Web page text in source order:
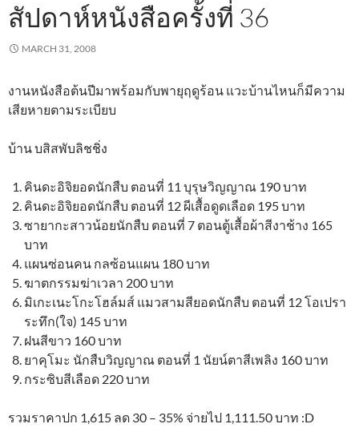
สัปดาห์หนังสือครั้งที่ 36
MARCH 31, 2008
งานหนังสือต้นปีมาพร้อมกับพายุฤดูร้อน แวะบ้านไหนก็มีความ
เสียหายตามระเบียบ
บ้าน บสิสพับลิชชิ่ง
คินดะอิจิยอดนักสืบ ตอนที่ 11 บุรุษวิญญาณ 190 บาท
คินดะอิจิยอดนักสืบ ตอนที่ 12 ผีเสื้อดูดเลือด 195 บาท
ซายากะสาวน้อยนักสืบ ตอนที่ 7 ตอนตู้เสื้อผ้าสีงาช้าง 165
บาท
แผนซ่อนคน กลซ้อนแผน 180 บาท
ฆาตกรรมฆ่าเวลา 200 บาท
มิเกะเนะโกะโฮล์มส์ แมวสามสียอดนักสืบ ตอนที่ 12 โอเปรา
ระทึก(ใจ) 145 บาท
ฝนสีขาว 160 บาท
ยาคุโมะ นักสืบวิญญาณ ตอนที่ 1 นัยน์ตาสีเพลิง 160 บาท
กระซิบสีเลือด 220 บาท
รวมราคาปก 1,615 ลด 30 – 35% จ่ายไป 1,111.50 บาท :D